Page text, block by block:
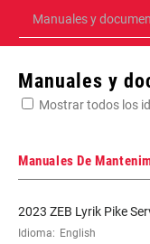
Manuales y
Manuales y
Mostrar todos los
Manuales De
2023 ZEB Lyrik Pike
Idioma: English